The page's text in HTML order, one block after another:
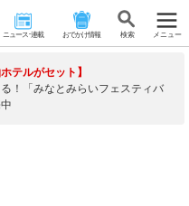
ニュース･連載 おでかけ情報 検 索 メニュー
テルがセット】
！「みなとみらいフェスティバ